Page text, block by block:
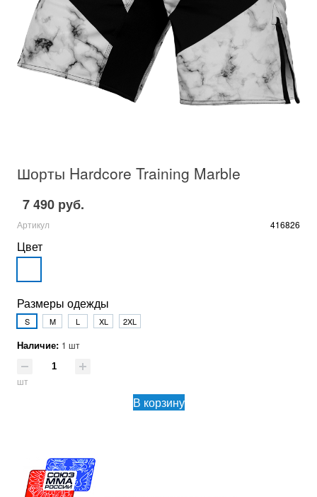
Шорты Hardcore Training Marble
7 490 руб.
Артикул 416826
Цвет
Размеры одежды
S M L XL 2XL
Наличие: 1 шт
шт
В корзину